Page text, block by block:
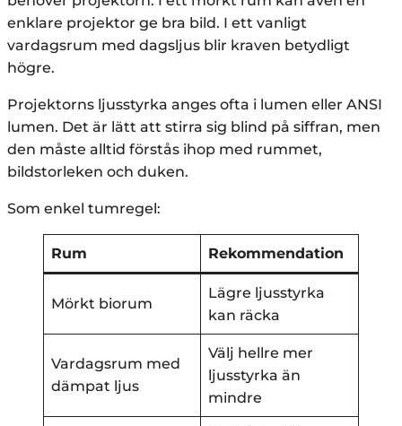
enklare projektor ge bra bild. I ett vanligt
vardagsrum med dagsljus blir kraven betydligt
högre.
Projektorns ljusstyrka anges ofta i lumen eller ANSI
lumen. Det är lätt att stirra sig blind på siffran, men
den måste alltid förstås ihop med rummet,
bildstorleken och duken.
Som enkel tumregel:
Rum Rekommendation
Mörkt biorum
Lägre ljusstyrka
kan räcka
Vardagsrum med
dämpat ljus
Välj hellre mer
ljusstyrka än
mindre